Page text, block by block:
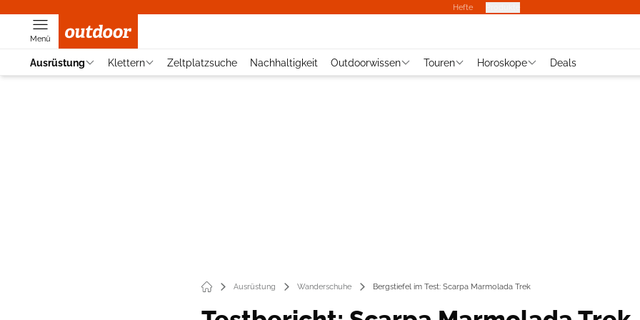
Hefte
Menü
Ausrüstung Klettern Zeltplatzsuche Nachhaltigkeit Outdoorwissen Touren Horoskope Deals
Ausrüstung Wanderschuhe Bergstiefel im Test: Scarpa Marmolada Trek